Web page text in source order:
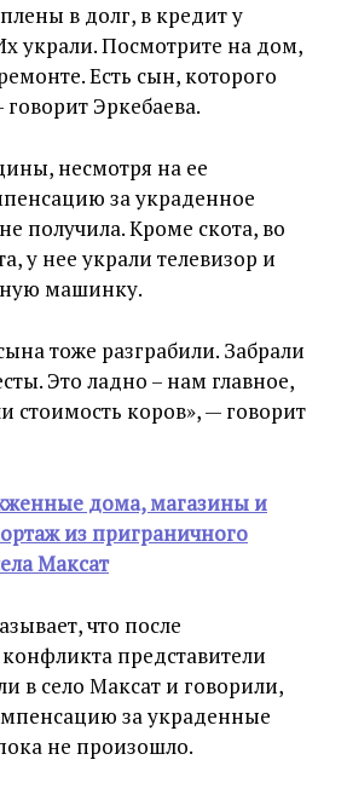
в долг, в кредит у
украли. Посмотрите на дом,
Есть сын, которого
Эркебаева.
несмотря на ее
за украденное
получила. Кроме скота, во
у нее украли телевизор и
машинку.
тоже разграбили. Забрали
Это ладно – нам главное,
стоимость коров», — говорит
дома, магазины и
из приграничного
Максат
что после
представители
в село Максат и говорили,
за украденные
не произошло.